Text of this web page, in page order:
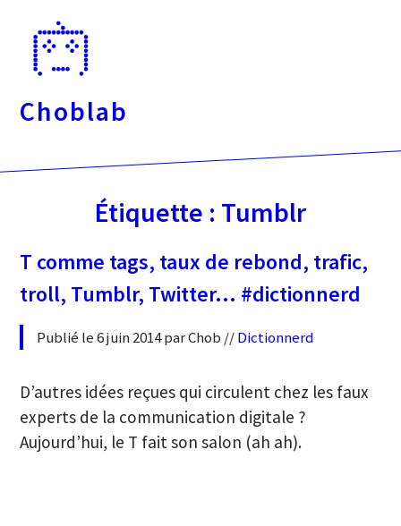
directement
Choblab
Étiquette : Tumblr
T comme tags, taux de rebond, trafic,
troll, Tumblr, Twitter… #dictionnerd
Publié le 6 juin 2014 par Chob //Dictionnerd
D’autres idées reçues qui circulent chez les faux
experts de la communication digitale ?
Aujourd’hui, le T fait son salon (ah ah).